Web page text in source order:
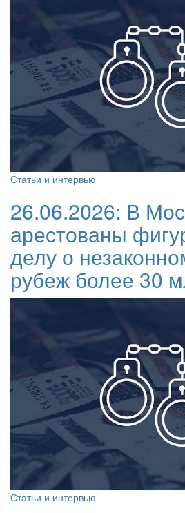
Статьи и интервью
26.06.2026: В
арестованы
делу о
рубеж более 30
Статьи и интервью